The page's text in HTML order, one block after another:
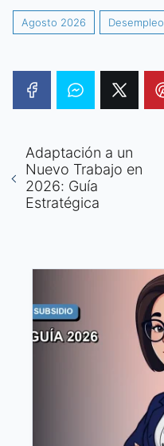
Agosto 2026 Desempleo
Adaptación a un
Nuevo Trabajo en
2026: Guía
Estratégica